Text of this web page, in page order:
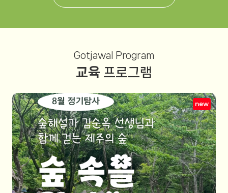
Gotjawal Program
교육 프로그램
new